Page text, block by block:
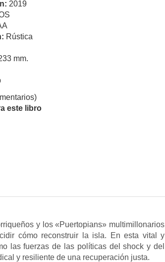
2019
Rústica
mm.
este libro
y los «Puertopians» multimillonarios
cómo reconstruir la isla. En esta vital y
las fuerzas de las políticas del shock y del
y resiliente de una recuperación justa.